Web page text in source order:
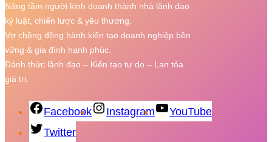
Nâng tầm người kinh doanh thành nhà lãnh đạo
kỷ luật, chiến lược & yêu thương.
Vợ chồng đồng hành kiến tạo doanh nghiệp bền
vững & gia đình hạnh phúc.
Đánh thức lãnh đạo – Kiến tạo tự do – Lan tỏa
giá trị.
Facebook Instagram
YouTube
Twitter